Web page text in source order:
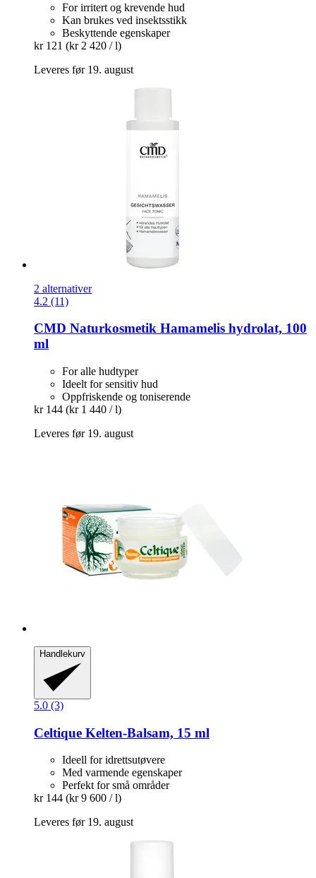
For irritert og krevende hud
Kan brukes ved insektsstikk
Beskyttende egenskaper
kr 121 (kr 2 420 / l)
Leveres før 19. august
2 alternativer
4.2 (11)
CMD Naturkosmetik Hamamelis hydrolat, 100
ml
For alle hudtyper
Ideelt for sensitiv hud
Oppfriskende og toniserende
kr 144 (kr 1 440 / l)
Leveres før 19. august
Handlekurv
5.0 (3)
Celtique Kelten-​Balsam, 15 ml
Ideell for idrettsutøvere
Med varmende egenskaper
Perfekt for små områder
kr 144 (kr 9 600 / l)
Leveres før 19. august